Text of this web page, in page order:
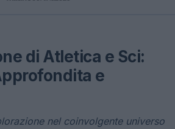
di Atletica e Sci:
e
nel coinvolgente universo